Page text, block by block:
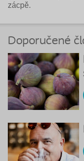
zácpě.
Doporučené